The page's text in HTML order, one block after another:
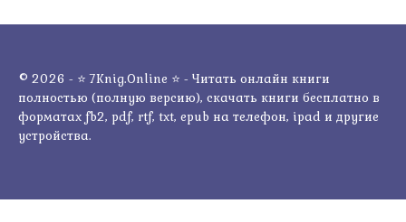
© 2026 - ⭐ 7Knig.Online ⭐ - Читать онлайн книги
полностью (полную версию), скачать книги бесплатно в
форматах fb2, pdf, rtf, txt, epub на телефон, ipad и другие
устройства.